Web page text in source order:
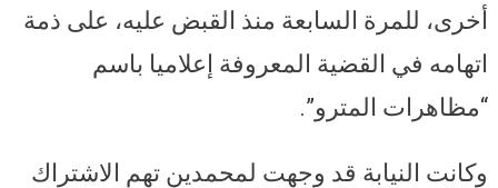
أخرى، للمرة السابعة منذ القبض عليه، على ذمة
اتهامه في القضية المعروفة إعلاميا باسم
“مظاهرات المترو”.
وكانت النيابة قد وجهت لمحمدين تهم الاشتراك